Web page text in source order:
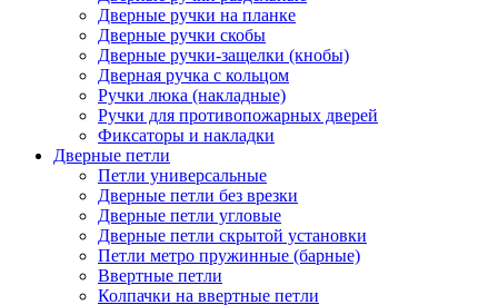
Дверные ручки на планке
Дверные ручки скобы
Дверные ручки-защелки (кнобы)
Дверная ручка с кольцом
Ручки люка (накладные)
Ручки для противопожарных дверей
Фиксаторы и накладки
Дверные петли
Петли универсальные
Дверные петли без врезки
Дверные петли угловые
Дверные петли скрытой установки
Петли метро пружинные (барные)
Ввертные петли
Колпачки на ввертные петли